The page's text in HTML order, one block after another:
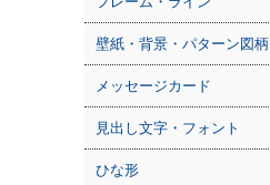
壁紙・背景・パターン図柄
メッセージカード
見出し文字・フォント
ひな形